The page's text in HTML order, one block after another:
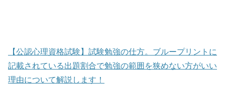
【公認心理資格試験】試験勉強の仕方。ブループリントに
記載されている出題割合で勉強の範囲を狭めない方がいい
理由について解説します！